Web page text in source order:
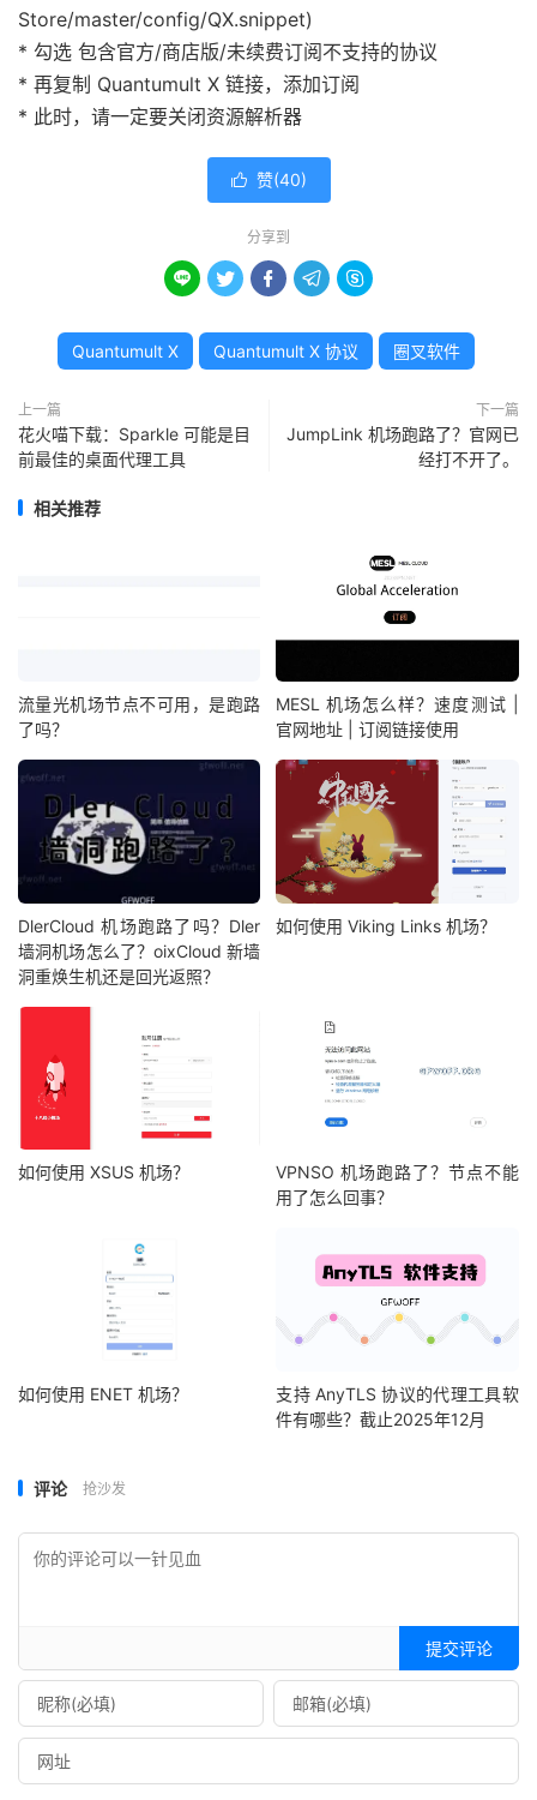
Store/master/config/QX.snippet)
* 勾选 包含官方/商店版/未续费订阅不支持的协议
* 再复制 Quantumult X 链接，添加订阅
* 此时，请一定要关闭资源解析器
 赞(40)
分享到
    
Quantumult X Quantumult X 协议 圈叉软件
上一篇
花火喵下载：Sparkle 可能是目
前最佳的桌面代理工具
下一篇
JumpLink 机场跑路了？官网已
经打不开了。
相关推荐
流量光机场节点不可用，是跑路
了吗？
MESL 机场怎么样？速度测试 |
官网地址 | 订阅链接使用
DlerCloud 机场跑路了吗？Dler
墙洞机场怎么了？oixCloud 新墙
洞重焕生机还是回光返照？
如何使用 Viking Links 机场？
如何使用 XSUS 机场？
VPNSO 机场跑路了？节点不能
用了怎么回事？
如何使用 ENET 机场？
支持 AnyTLS 协议的代理工具软
件有哪些？截止2025年12月
评论 抢沙发
提交评论